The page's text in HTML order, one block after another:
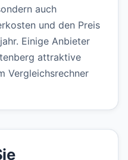
auch
und den Preis
Einige Anbieter
attraktive
Vergleichsrechner